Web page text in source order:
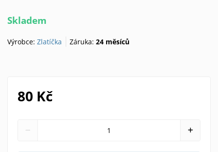
Skladem
Výrobce: Zlatíčka Záruka:24 měsíců
80 Kč